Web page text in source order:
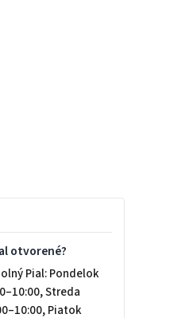
otvorené?
Pial: Pondelok
Streda
Piatok